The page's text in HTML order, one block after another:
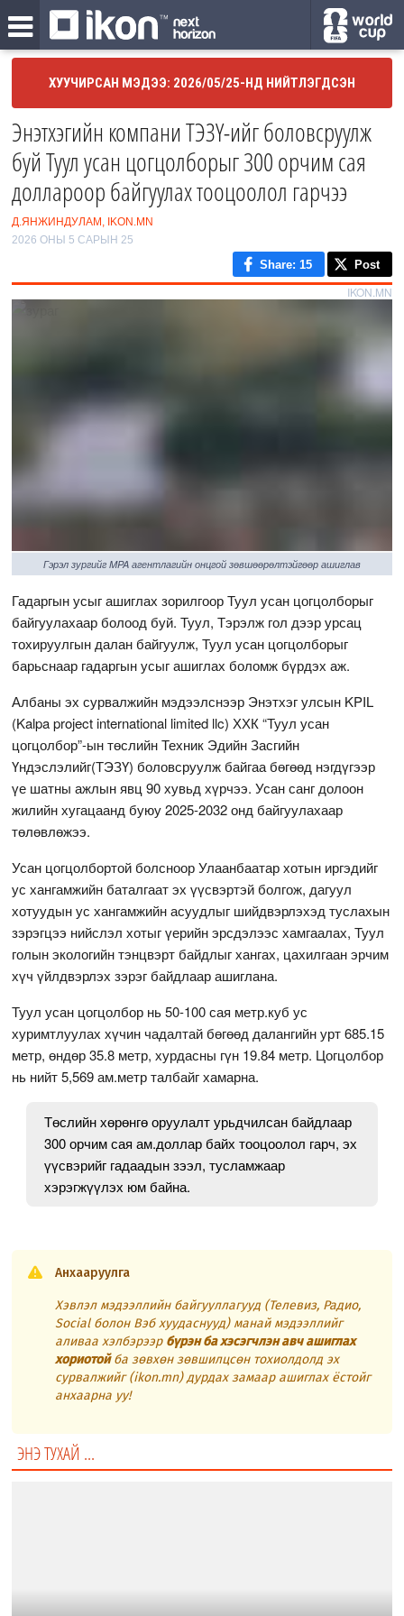
ХУУЧИРСАН МЭДЭЭ: 2026/05/25-НД НИЙТЛЭГДСЭН
Энэтхэгийн компани ТЭЗҮ-ийг боловсруулж
буй Туул усан цогцолборыг 300 орчим сая
доллароор байгуулах тооцоолол гарчээ
Д.ЯНЖИНДУЛАМ, IKON.MN
2026 ОНЫ 5 САРЫН 25
Share: 15 Post
IKON.MN
Гэрэл зургийг MPA агентлагийн онцгой зөвшөөрөлтэйгөөр ашиглав
Гадаргын усыг ашиглах зорилгоор Туул усан цогцолборыг
байгуулахаар болоод буй. Туул, Тэрэлж гол дээр урсац
тохируулгын далан байгуулж, Туул усан цогцолборыг
барьснаар гадаргын усыг ашиглах боломж бүрдэх аж.
Албаны эх сурвалжийн мэдээлснээр Энэтхэг улсын KPIL
(Kalpa project international limited llc) ХХК “Туул усан
цогцолбор”-ын төслийн Техник Эдийн Засгийн
Үндэслэлийг(ТЭЗҮ) боловсруулж байгаа бөгөөд нэгдүгээр
үе шатны ажлын явц 90 хувьд хүрчээ. Усан санг долоон
жилийн хугацаанд буюу 2025-2032 онд байгуулахаар
төлөвлөжээ.
Усан цогцолбортой болсноор Улаанбаатар хотын иргэдийг
ус хангамжийн баталгаат эх үүсвэртэй болгож, дагуул
хотуудын ус хангамжийн асуудлыг шийдвэрлэхэд туслахын
зэрэгцээ нийслэл хотыг үерийн эрсдэлээс хамгаалах, Туул
голын экологийн тэнцвэрт байдлыг хангах, цахилгаан эрчим
хүч үйлдвэрлэх зэрэг байдлаар ашиглана.
Туул усан цогцолбор нь 50-100 сая метр.куб ус
хуримтлуулах хүчин чадалтай бөгөөд далангийн урт 685.15
метр, өндөр 35.8 метр, хурдасны гүн 19.84 метр. Цогцолбор
нь нийт 5,569 ам.метр талбайг хамарна.
Төслийн хөрөнгө оруулалт урьдчилсан байдлаар
300 орчим сая ам.доллар байх тооцоолол гарч, эх
үүсвэрийг гадаадын зээл, тусламжаар
хэрэгжүүлэх юм байна.
Анхааруулга
Хэвлэл мэдээллийн байгууллагууд (Телевиз, Радио,
Social болон Вэб хуудаснууд) манай мэдээллийг
аливаа хэлбэрээр бүрэн ба хэсэгчлэн авч ашиглах
хориотойба зөвхөн зөвшилцсөн тохиолдолд эх
сурвалжийг (ikon.mn) дурдах замаар ашиглах ёстойг
анхаарна уу!
ЭНЭ ТУХАЙ ...